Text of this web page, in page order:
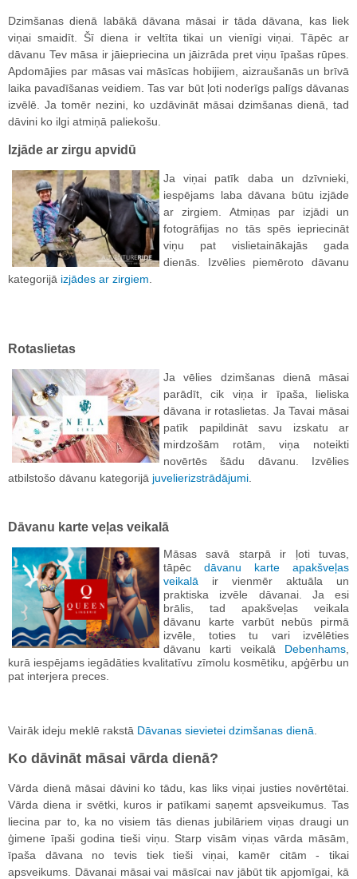
Dzimšanas dienā labākā dāvana māsai ir tāda dāvana, kas liek
viņai smaidīt. Šī diena ir veltīta tikai un vienīgi viņai. Tāpēc ar
dāvanu Tev māsa ir jāiepriecina un jāizrāda pret viņu īpašas rūpes.
Apdomājies par māsas vai māsīcas hobijiem, aizraušanās un brīvā
laika pavadīšanas veidiem. Tas var būt ļoti noderīgs palīgs dāvanas
izvēlē. Ja tomēr nezini, ko uzdāvināt māsai dzimšanas dienā, tad
dāvini ko ilgi atmiņā paliekošu.
Izjāde ar zirgu apvidū
Ja viņai patīk daba un dzīvnieki,
iespējams laba dāvana būtu izjāde
ar zirgiem. Atmiņas par izjādi un
fotogrāfijas no tās spēs iepriecināt
viņu pat vislietainākajās gada
dienās. Izvēlies piemēroto dāvanu
kategorijā izjādes ar zirgiem
Rotaslietas
Ja vēlies dzimšanas dienā māsai
parādīt, cik viņa ir īpaša, lieliska
dāvana ir rotaslietas. Ja Tavai māsai
patīk papildināt savu izskatu ar
mirdzošām rotām, viņa noteikti
novērtēs šādu dāvanu. Izvēlies
atbilstošo dāvanu kategorijā juvelierizstrādājumi
Dāvanu karte veļas veikalā
Māsas savā starpā ir ļoti tuvas,
tāpēc dāvanu karte apakšveļas
veikalā ir vienmēr aktuāla un
praktiska izvēle dāvanai. Ja esi
brālis, tad apakšveļas veikala
dāvanu karte varbūt nebūs pirmā
izvēle, toties tu vari izvēlēties
dāvanu karti veikalā Debenhams
kurā iespējams iegādāties kvalitatīvu zīmolu kosmētiku, apģērbu un
pat interjera preces.
Vairāk ideju meklē rakstā Dāvanas sievietei dzimšanas dienā
Ko dāvināt māsai vārda dienā?
Vārda dienā māsai dāvini ko tādu, kas liks viņai justies novērtētai.
Vārda diena ir svētki, kuros ir patīkami saņemt apsveikumus. Tas
liecina par to, ka no visiem tās dienas jubilāriem viņas draugi un
ģimene īpaši godina tieši viņu. Starp visām viņas vārda māsām,
īpaša dāvana no tevis tiek tieši viņai, kamēr citām - tikai
apsveikums. Dāvanai māsai vai māsīcai nav jābūt tik apjomīgai, kā